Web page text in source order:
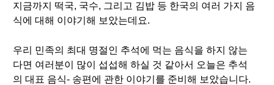
지금까지 떡국, 국수, 그리고 김밥 등 한국의 여러 가지 음
식에 대해 이야기해 보았는데요.
우리 민족의 최대 명절인 추석에 먹는 음식을 하지 않는
다면 여러분이 많이 섭섭해 하실 것 같아서 오늘은 추석
의 대표 음식- 송편에 관한 이야기를 준비해 보았습니다.